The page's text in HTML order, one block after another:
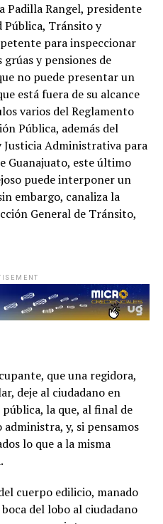
Padilla Rangel, presidente
Pública, Tránsito y
para inspeccionar
y pensiones de
no puede presentar un
está fuera de su alcance
varios del Reglamento
Pública, además del
Justicia Administrativa para
Guanajuato, este último
puede interponer un
embargo, canaliza la
General de Tránsito,
que una regidora,
deje al ciudadano en
la que, al final de
y, si pensamos
lo que a la misma
cuerpo edilicio, manado
del lobo al ciudadano